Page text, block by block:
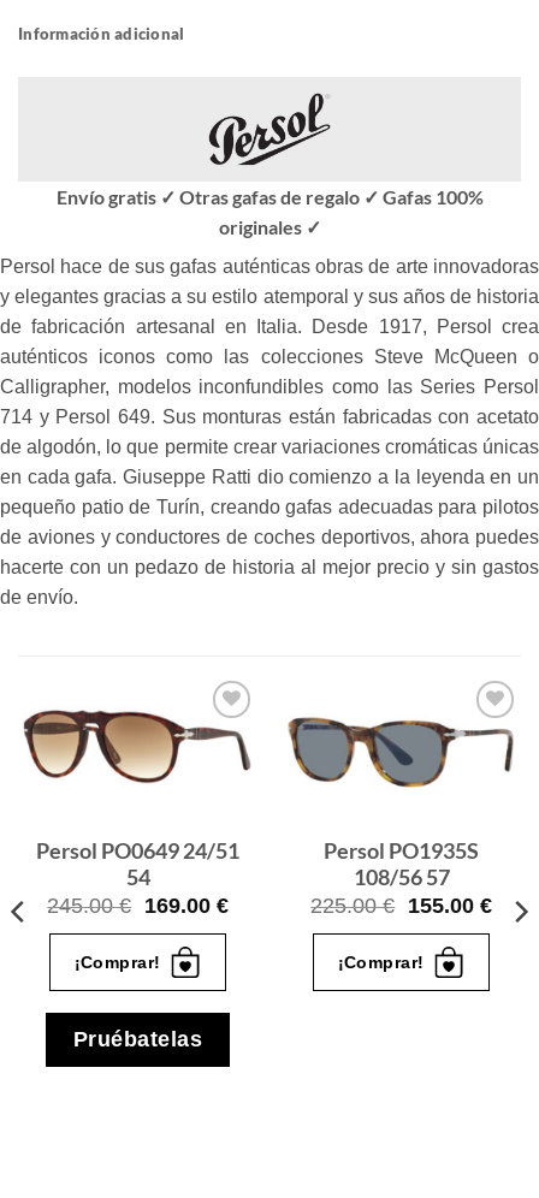
Información adicional
Envío gratis ✓ Otras gafas de regalo ✓ Gafas 100%
originales ✓
Persol hace de sus gafas auténticas obras de arte innovadoras
y elegantes gracias a su estilo atemporal y sus años de historia
de fabricación artesanal en Italia. Desde 1917, Persol crea
auténticos iconos como las colecciones Steve McQueen o
Calligrapher, modelos inconfundibles como las Series Persol
714 y Persol 649. Sus monturas están fabricadas con acetato
de algodón, lo que permite crear variaciones cromáticas únicas
en cada gafa. Giuseppe Ratti dio comienzo a la leyenda en un
pequeño patio de Turín, creando gafas adecuadas para pilotos
de aviones y conductores de coches deportivos, ahora puedes
hacerte con un pedazo de historia al mejor precio y sin gastos
de envío.
Gafas
de sol
Persol PO0649 24/51
54
245.00€ El
original
era:
245.00 €.
169.00 €El
169.00 €.
¡Comprar!
Pruébatelas
Gafas
de sol
Persol PO1935S
108/56 57
225.00€ El
original
era:
225.00 €.
155.00 €El
¡Comprar!
€.